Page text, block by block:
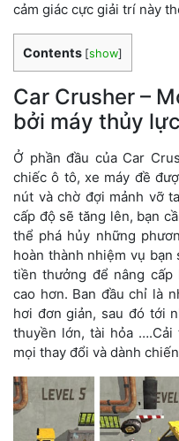
cảm giác cực giải trí này
Contents [show]
Car Crusher –
bởi máy thủy lực
Ở phần đầu của Car
chiếc ô tô, xe máy đề
nút và chờ đợi mảnh vỡ
cấp độ sẽ tăng lên, bạn
thể phá hủy những
hoàn thành nhiệm vụ
tiền thưởng để nâng cấp
cao hơn. Ban đầu chỉ là
hơi đơn giản, sau đó tới
thuyền lớn, tài hỏa
mọi thay đổi và dành